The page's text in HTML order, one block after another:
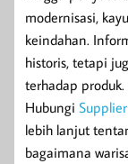
modernisasi,
keindahan.
historis, tetapi
terhadap produk.
Hubungi
lebih lanjut
bagaimana